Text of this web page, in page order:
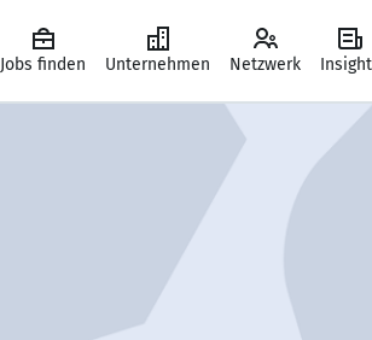
Jobs finden Unternehmen Netzwerk